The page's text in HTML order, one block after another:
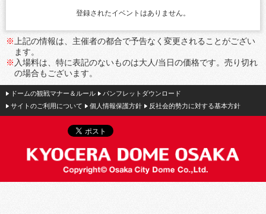
登録されたイベントはありません。
※ 上記の情報は、主催者の都合で予告なく変更されることがござい
ます。
※ 入場料は、特に表記のないものは大人/当日の価格です。売り切れ
の場合もございます。
ドームの観戦マナー＆ルール
パンフレットダウンロード
サイトのご利用について
個人情報保護方針 反社会的勢力に対する基本方針